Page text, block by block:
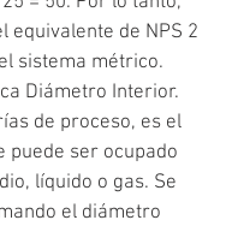
equivalente de NPS 2
sistema métrico.
Diámetro Interior.
de proceso, es el
puede ser ocupado
líquido o gas. Se
el diámetro